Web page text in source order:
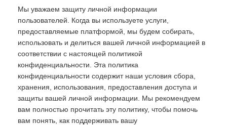
Мы уважаем защиту личной информации
пользователей. Когда вы используете услуги,
предоставляемые платформой, мы будем собирать,
использовать и делиться вашей личной информацией в
соответствии с настоящей политикой
конфиденциальности. Эта политика
конфиденциальности содержит наши условия сбора,
хранения, использования, предоставления доступа и
защиты вашей личной информации. Мы рекомендуем
вам полностью прочитать эту политику, чтобы помочь
вам понять, как поддерживать вашу